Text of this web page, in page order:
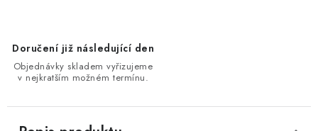
Doručení již následující den
Objednávky skladem vyřizujeme
v nejkratším možném termínu.